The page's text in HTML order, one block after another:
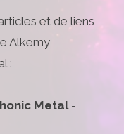
et de liens
Alkemy
:
Metal -